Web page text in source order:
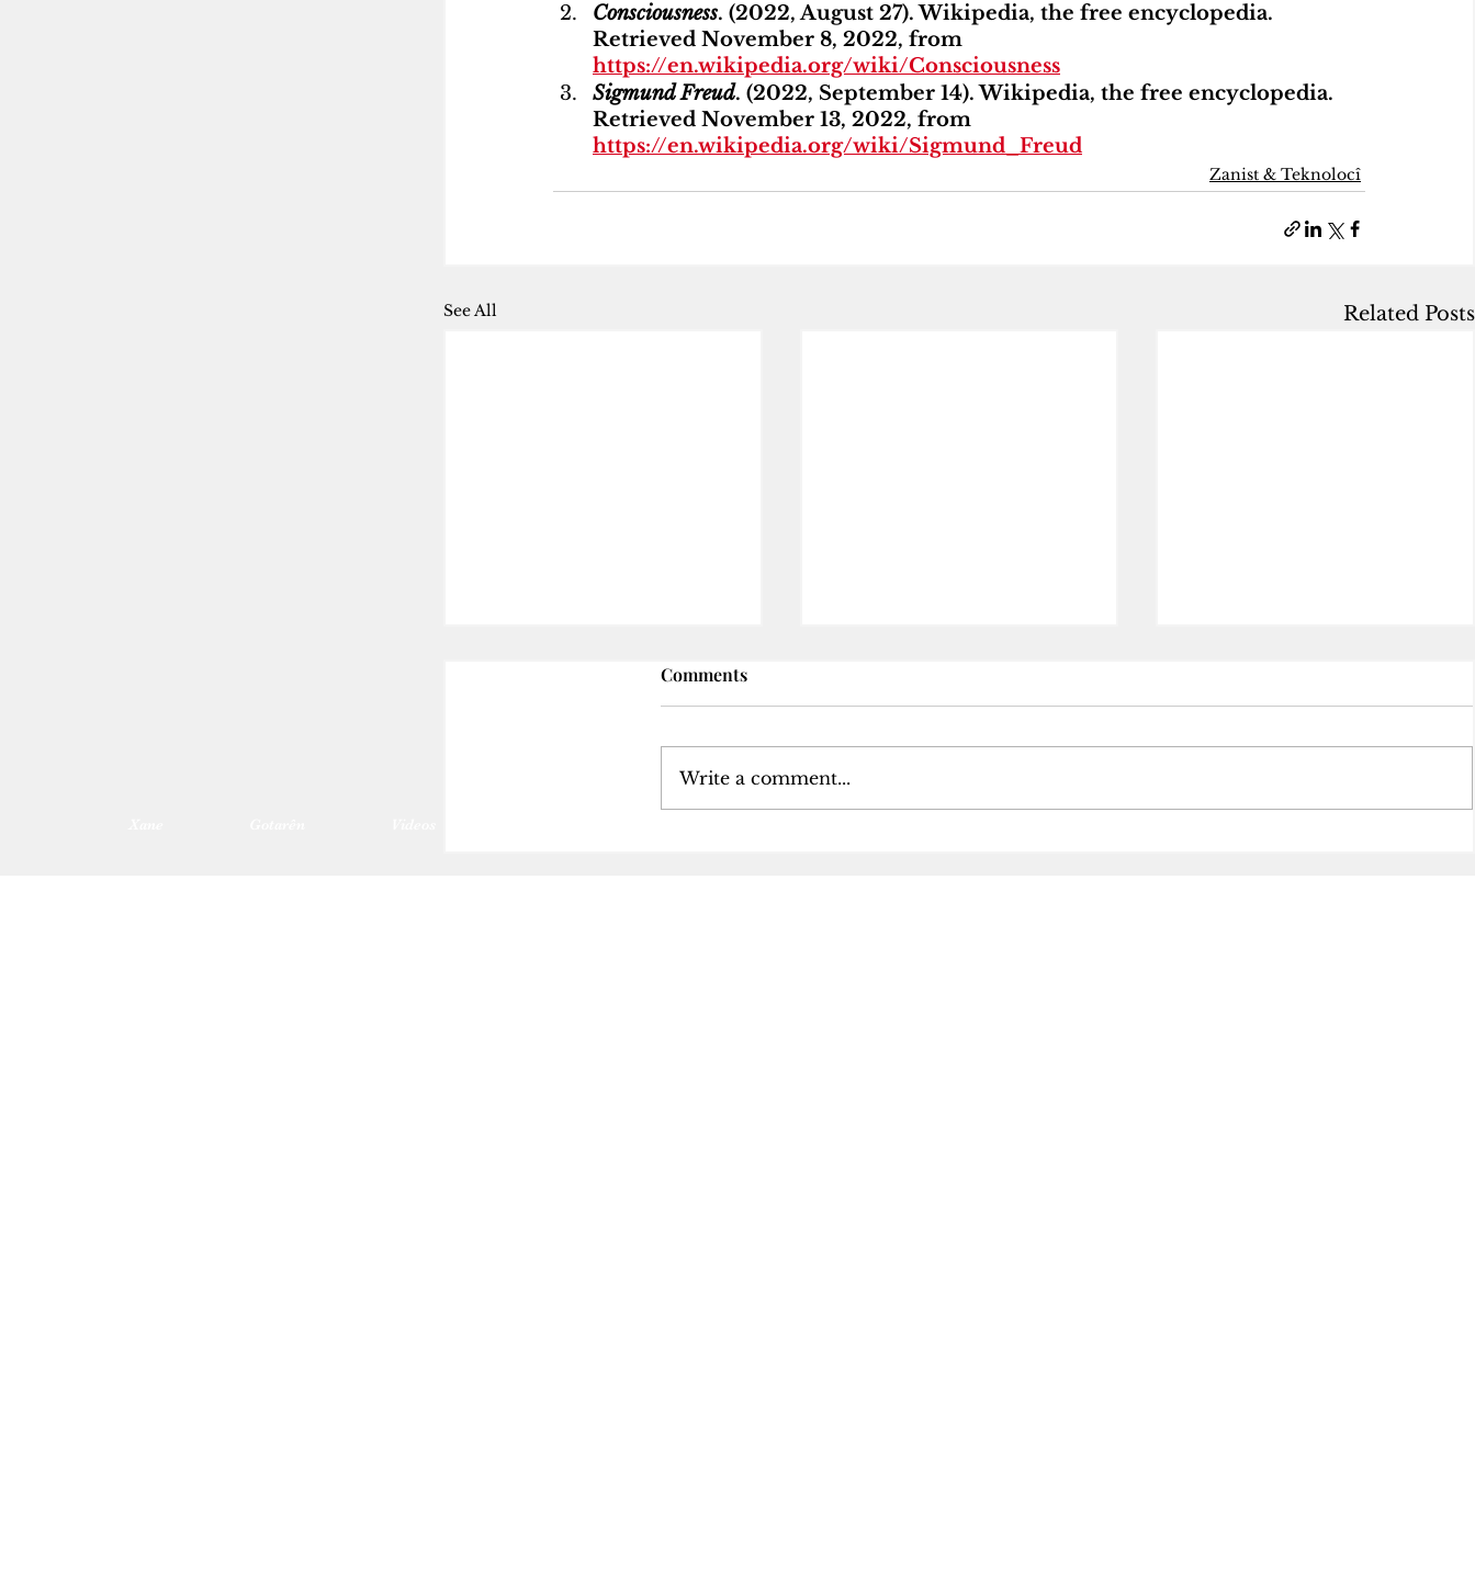
Consciousness. (2022, August 27). Wikipedia, the free encyclopedia.
Retrieved November 8, 2022, from
https://en.wikipedia.org/wiki/Consciousness
Sigmund Freud. (2022, September 14). Wikipedia, the free encyclopedia.
Retrieved November 13, 2022, from
https://en.wikipedia.org/wiki/Sigmund_Freud
Zanist & Teknolocî
Related Posts
See All
Comments
Write a comment...